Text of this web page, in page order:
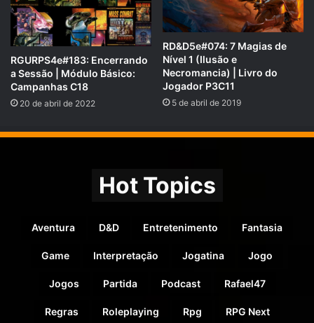
Lembre-se de que “só erra quem
faz”.
É natural ter alguma ansiedade quando se começa um
projeto novo, ainda mais quando outras pessoas estão
envolvidas. Não se deixe deter por isso. Uma das
saborear os avanços e os tropeços ao longo do caminho.
Experimente vários cenários e
estilos de jogo.
RGURPS4e#183: Encerrando
a Sessão | Módulo Básico:
Campanhas C18
20 de abril de 2022
RD&D5e#074: 7 Magias de
Nível 1 (Ilusão e
Necromancia) | Livro do
Jogador P3C11
5 de abril de 2019
Hot Topics
Aventura D&D Entretenimento Fantasia
Game Interpretação Jogatina Jogo
Jogos Partida Podcast Rafael47
Regras Roleplaying Rpg RPG Next